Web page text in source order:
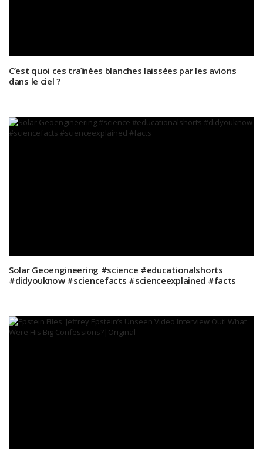
C’est quoi ces traînées blanches laissées par les avions
dans le ciel ?
Solar Geoengineering #science #educationalshorts
#didyouknow #sciencefacts #scienceexplained #facts